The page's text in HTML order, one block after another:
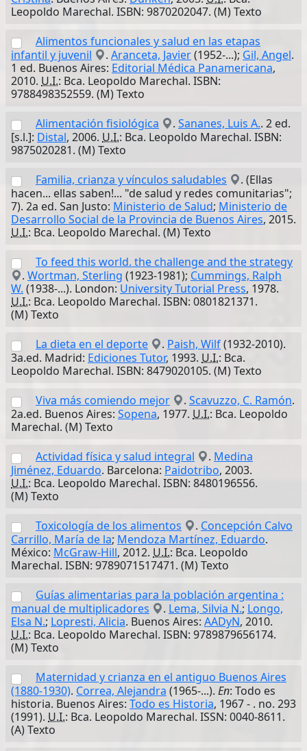
Leopoldo Marechal. ISBN: 9870202047. (M) Texto
Alimentos funcionales y salud en las etapas
infantil y juvenil
. Aranceta, Javier(1952-...); Gil, Angel.
1 ed. Buenos Aires: Editorial Médica Panamericana,
2010. U.I.: Bca. Leopoldo Marechal. ISBN:
9788498352559. (M) Texto
Alimentación fisiológica
. Sananes, Luis A.. 2 ed.
[s.l.]: Distal, 2006. U.I.: Bca. Leopoldo Marechal. ISBN:
9875020281. (M) Texto
Familia, crianza y vínculos saludables
. (Ellas
hacen... ellas saben!... "de salud y redes comunitarias";
7). 2a ed. San Justo: Ministerio de Salud; Ministerio de
Desarrollo Social de la Provincia de Buenos Aires, 2015.
U.I.: Bca. Leopoldo Marechal. (M) Texto
To feed this world. the challenge and the strategy
. Wortman, Sterling (1923-1981); Cummings, Ralph
W. (1938-...). London: University Tutorial Press, 1978.
U.I.: Bca. Leopoldo Marechal. ISBN: 0801821371.
(M) Texto
La dieta en el deporte
. Paish, Wilf(1932-2010).
3a.ed. Madrid: Ediciones Tutor, 1993. U.I.: Bca.
Leopoldo Marechal. ISBN: 8479020105. (M) Texto
Viva más comiendo mejor
. Scavuzzo, C. Ramón.
2a.ed. Buenos Aires: Sopena, 1977. U.I.: Bca. Leopoldo
Marechal. (M) Texto
Actividad física y salud integral
. Medina
Jiménez, Eduardo. Barcelona: Paidotribo, 2003.
U.I.: Bca. Leopoldo Marechal. ISBN: 8480196556.
(M) Texto
Toxicología de los alimentos
. Concepción Calvo
Carrillo, María de la; Mendoza Martínez, Eduardo.
México: McGraw-Hill, 2012. U.I.: Bca. Leopoldo
Marechal. ISBN: 9789071517471. (M) Texto
Guías alimentarias para la población argentina :
manual de multiplicadores
. Lema, Silvia N.; Longo,
Elsa N.; Lopresti, Alicia. Buenos Aires: AADyN, 2010.
U.I.: Bca. Leopoldo Marechal. ISBN: 9789879656174.
(M) Texto
Maternidad y crianza en el antiguo Buenos Aires
(1880-1930). Correa, Alejandra (1965-...). En: Todo es
historia. Buenos Aires: Todo es Historia, 1967 - . no. 293
(1991). U.I.: Bca. Leopoldo Marechal. ISSN: 0040-8611.
(A) Texto